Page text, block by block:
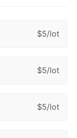
$5/lot
$5/lot
$5/lot